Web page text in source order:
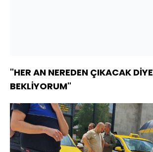
"HER AN NEREDEN ÇIKACAK DİYE
BEKLİYORUM"